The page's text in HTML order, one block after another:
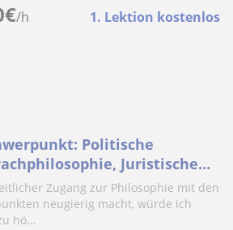
€/h 1. Lektion kostenlos
Politische
Juristische
Zugang zur Philosophie mit den
neugierig macht, würde ich
hö...